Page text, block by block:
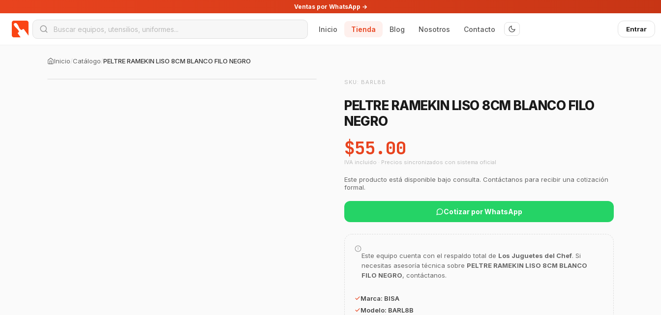
Ventas por WhatsApp →
Inicio Tienda Blog Nosotros Contacto Entrar
Inicio/Catálogo/PELTRE RAMEKIN LISO 8CM BLANCO FILO NEGRO
SKU: BARL8B
PELTRE RAMEKIN LISO 8CM BLANCO FILO
NEGRO
$55.00
IVA incluido · Precios sincronizados con sistema oficial
Este producto está disponible bajo consulta. Contáctanos para recibir una cotización
formal.
Cotizar por WhatsApp
Este equipo cuenta con el respaldo total de Los Juguetes del Chef. Si
necesitas asesoría técnica sobre PELTRE RAMEKIN LISO 8CM BLANCO
FILO NEGRO, contáctanos.
Marca: BISA
Modelo: BARL8B